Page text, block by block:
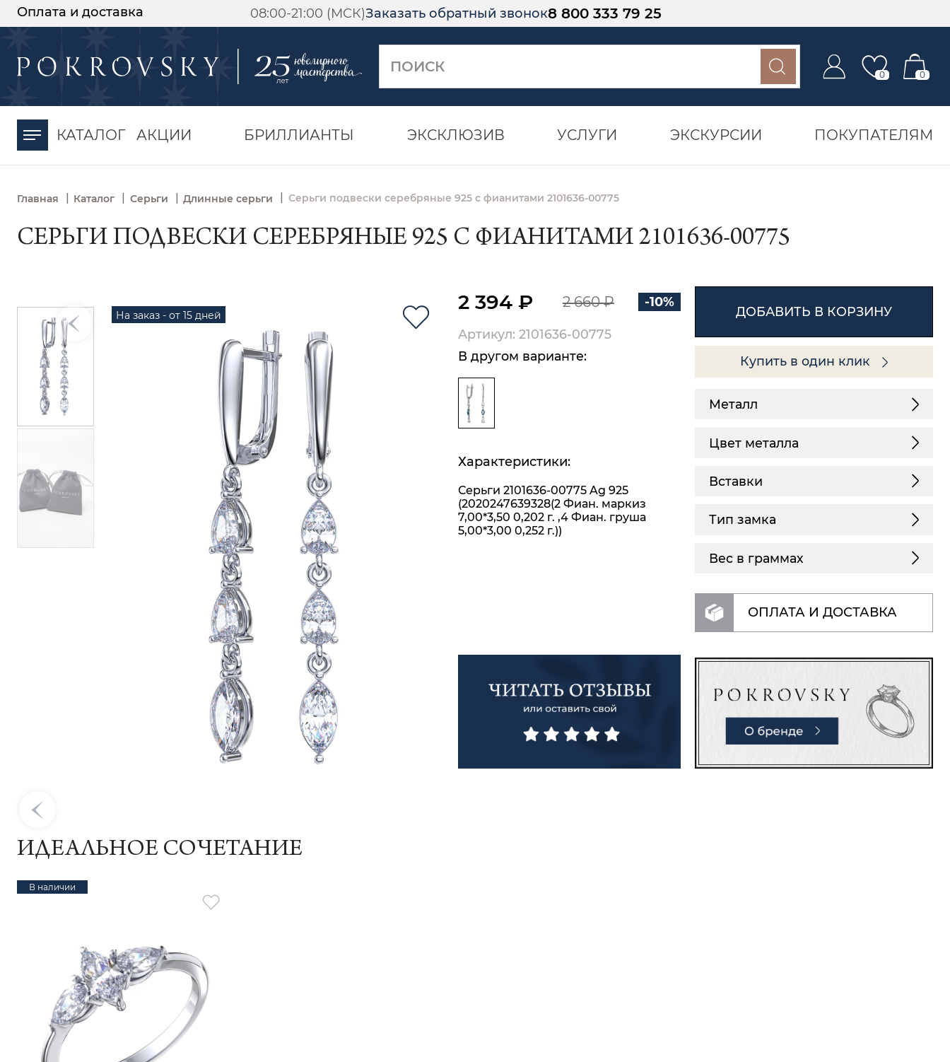
Оплата и доставка 08:00-21:00 (МСК)Заказать обратный звонок8 800 333 79 25
0 0
КАТАЛОГ АКЦИИ БРИЛЛИАНТЫ ЭКСКЛЮЗИВ УСЛУГИ ЭКСКУРСИИ ПОКУПАТЕЛЯМ
Главная | Каталог | Серьги | Длинные серьги Серьги подвески серебряные 925 с фианитами 2101636-00775
СЕРЬГИ ПОДВЕСКИ СЕРЕБРЯНЫЕ 925 С ФИАНИТАМИ 2101636-00775
На заказ - от 15 дней
2 394 ₽ 2 660 ₽ -10%
Артикул: 2101636-00775
В другом варианте:
Характеристики:
Серьги 2101636-00775 Ag 925
(2020247639328(2 Фиан. маркиз
7,00*3,50 0,202 г. ,4 Фиан. груша
5,00*3,00 0,252 г.))
ДОБАВИТЬ В КОРЗИНУ
Купить в один клик
Металл
Цвет металла
Вставки
Тип замка
Вес в граммах
ОПЛАТА И ДОСТАВКА
ИДЕАЛЬНОЕ СОЧЕТАНИЕ
В наличии
-30%
момента оплаты